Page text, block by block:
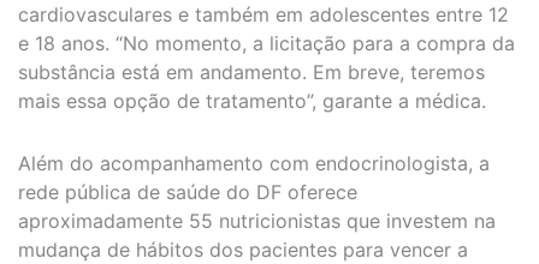
cardiovasculares e também em adolescentes entre 12
e 18 anos. “No momento, a licitação para a compra da
substância está em andamento. Em breve, teremos
mais essa opção de tratamento”, garante a médica.
Além do acompanhamento com endocrinologista, a
rede pública de saúde do DF oferece
aproximadamente 55 nutricionistas que investem na
mudança de hábitos dos pacientes para vencer a